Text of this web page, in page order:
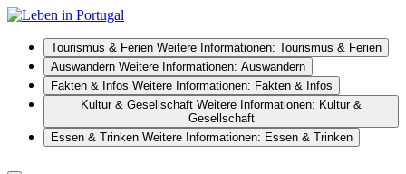
Tourismus & Ferien Weitere Informationen: Tourismus & Ferien
Auswandern Weitere Informationen: Auswandern
Fakten & Infos Weitere Informationen: Fakten & Infos
Kultur & Gesellschaft Weitere Informationen: Kultur &
Gesellschaft
Essen & Trinken Weitere Informationen: Essen & Trinken